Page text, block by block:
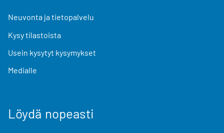
Neuvonta ja tietopalvelu
Kysy tilastoista
Usein kysytyt kysymykset
Medialle
Löydä nopeasti